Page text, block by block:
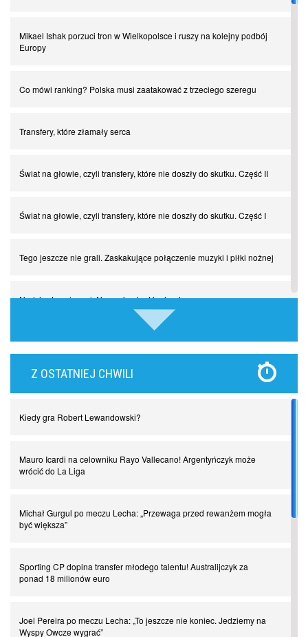
Mikael Ishak porzuci tron w Wielkopolsce i ruszy na kolejny podbój
Europy
Co mówi ranking? Polska musi zaatakować z trzeciego szeregu
Transfery, które złamały serca
Świat na głowie, czyli transfery, które nie doszły do skutku. Część II
Świat na głowie, czyli transfery, które nie doszły do skutku. Część I
Tego jeszcze nie grali. Zaskakujące połączenie muzyki i piłki nożnej
Nadchodzą giganci. Nunez kontra Haaland
Lewandowski kontra Bayern. Czy wilk będzie syty, a owca cała?
Piłkarz z numerem 47. Phil Foden i inne przypadki
Spadkowicze z Serie A. Komu powiemy ciao?
I love this game! Patrice Evra
Z OSTATNIEJ CHWILI
Kiedy gra Robert Lewandowski?
Mauro Icardi na celowniku Rayo Vallecano! Argentyńczyk może
wrócić do La Liga
Michał Gurgul po meczu Lecha: „Przewaga przed rewanżem mogła
być większa”
Sporting CP dopina transfer młodego talentu! Australijczyk za
ponad 18 milionów euro
Joel Pereira po meczu Lecha: „To jeszcze nie koniec. Jedziemy na
Wyspy Owcze wygrać”